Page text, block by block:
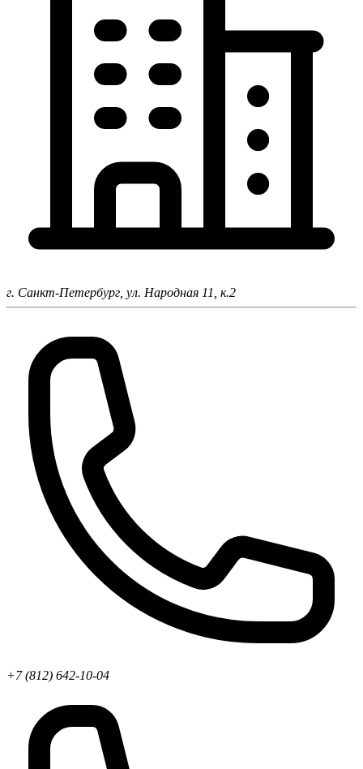
г. Санкт-Петербург, ул. Народная 11, к.2
+7 (812) 642-10-04